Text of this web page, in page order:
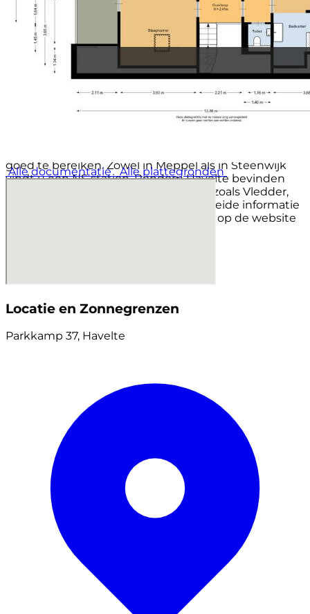
Het gezellige dorp Havelte biedt vele mogelijkheden;
diverse winkels voor o.a. de dagelijkse boodschappen,
restaurants, sportverenigingen, medische zorg, een
goede basisschool, een buiten zwembad, een 18-
holes golfbaan en een openluchttheater. Alles is op
loop- en fietsafstand voorhanden. De schitterende
fietsen, wandelen of paardrijden, je geniet
gegarandeerd van de bossen, heide, zandvlaktes en
goed te bereiken. Zowel in Meppel als in Steenwijk
vindt u een NS station. Rondom Havelte bevinden
zich nog meer gezellige brinkdorpen zoals Vledder,
Diever, Dwingeloo en Ruinen. Uitgebreide informatie
over Havelte en de gemeente vindt u op de website
Alle documentatie Alle plattegronden
Locatie en Zonnegrenzen
Parkkamp 37, Havelte